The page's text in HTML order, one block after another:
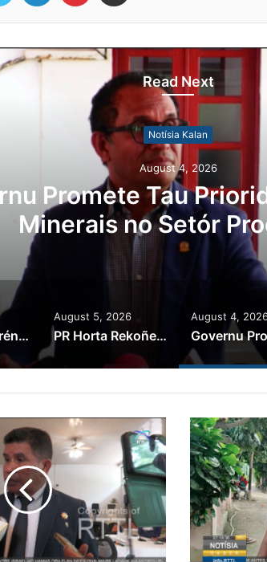
Read Next
Notísia Kalan
August 4, 2026
Promete Tau
Minerais no Setór
Kazu Transferénsia Osan Millaun 42 Husi Singapura, Advogadu Sei Halo Rekursu
August 5, 2026
PR Horta Rekoñese Timoroan Sira Iha Diáspora Nia Kontribuisaun
August 4,